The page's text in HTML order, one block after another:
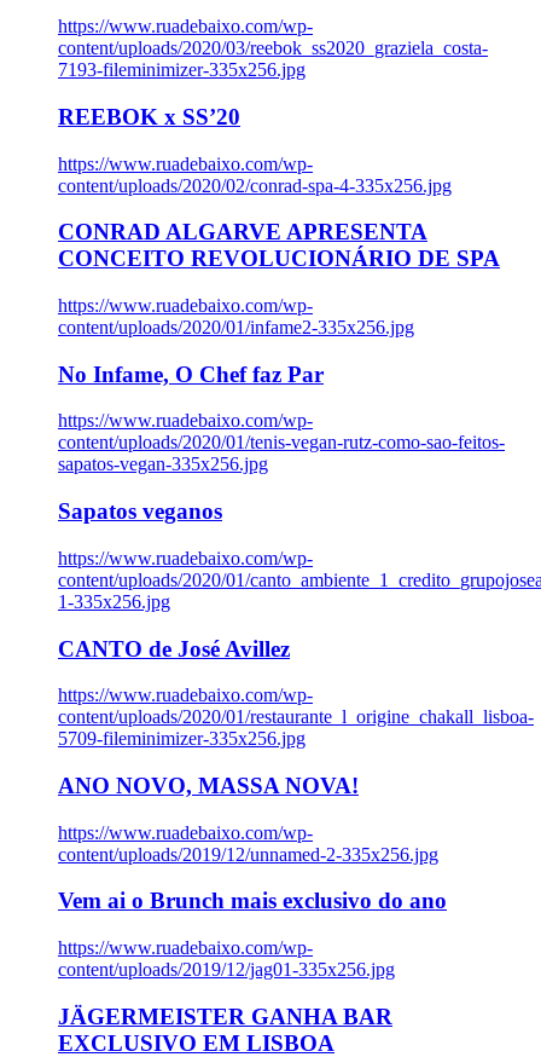
https://www.ruadebaixo.com/wp-
content/uploads/2020/03/reebok_ss2020_graziela_costa-
7193-fileminimizer-335x256.jpg
REEBOK x SS’20
https://www.ruadebaixo.com/wp-
content/uploads/2020/02/conrad-spa-4-335x256.jpg
CONRAD ALGARVE APRESENTA
CONCEITO REVOLUCIONÁRIO DE SPA
https://www.ruadebaixo.com/wp-
content/uploads/2020/01/infame2-335x256.jpg
No Infame, O Chef faz Par
https://www.ruadebaixo.com/wp-
content/uploads/2020/01/tenis-vegan-rutz-como-sao-feitos-
sapatos-vegan-335x256.jpg
Sapatos veganos
https://www.ruadebaixo.com/wp-
content/uploads/2020/01/
1-335x256.jpg
CANTO de José Avillez
https://www.ruadebaixo.com/wp-
content/uploads/2020/01/restaurante_l_origine_chakall_lisboa-
5709-fileminimizer-335x256.jpg
ANO NOVO, MASSA NOVA!
https://www.ruadebaixo.com/wp-
content/uploads/2019/12/unnamed-2-335x256.jpg
Vem ai o Brunch mais exclusivo do ano
https://www.ruadebaixo.com/wp-
content/uploads/2019/12/jag01-335x256.jpg
JÄGERMEISTER GANHA BAR
EXCLUSIVO EM LISBOA